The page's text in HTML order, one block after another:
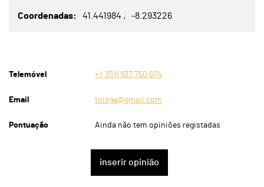
Coordenadas 41.441984 -8.293226
Telemóvel + ( 351) 937 750 674
Email toisga@gmail.com
Pontuação Ainda não tem opiniões registadas
inserir opinião